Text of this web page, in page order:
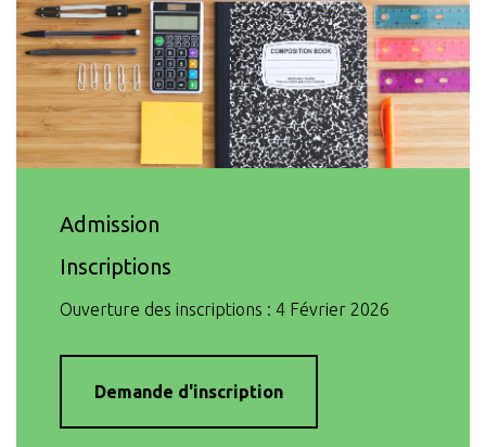
Admission
Inscriptions
Ouverture des inscriptions : 4 Février 2026
Demande d'inscription